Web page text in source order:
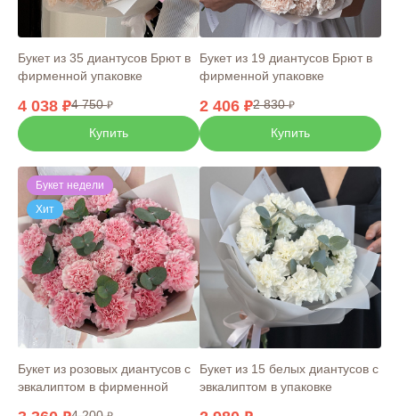
Букет из 35 диантусов Брют в
фирменной упаковке
4 038
4 750
Купить
Букет из 19 диантусов Брют в
фирменной упаковке
2 406
2 830
Купить
Букет недели
Хит
Букет из розовых диантусов с
эвкалиптом в фирменной
Букет из 15 белых диантусов с
эвкалиптом в упаковке